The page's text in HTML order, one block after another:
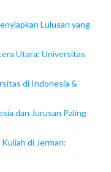
Lulusan yang
Utara: Universitas
di Indonesia &
dan Jurusan Paling
di Jerman: